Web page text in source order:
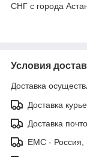
СНГ с города
Условия
Доставка
Доставка
Доставка
ЕМС - Россия,